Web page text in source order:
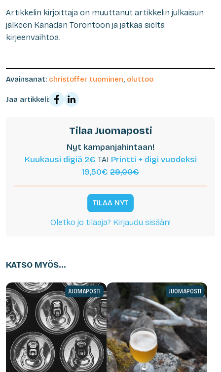
Artikkelin kirjoittaja on muuttanut artikkelin julkaisun
jälkeen Kanadan Torontoon ja jatkaa sieltä
kirjeenvaihtoa.
Avainsanat: christoffer tuominen oluttoo
Jaa artikkeli:
Tilaa Juomaposti
Nyt kampanjahintaan!
Kuukausi digiä 2€ TAI Printti + digi vuodeksi
19,50€ 29,00€
TILAA NYT
Oletko jo tilaaja? Kirjaudu sisään!
KATSO MYÖS...
JUOMAPOSTI JUOMAPOSTI